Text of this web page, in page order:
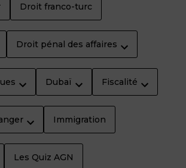
Droit franco-turc
Droit pénal des affaires
Dubaï Fiscalité
Immigration
Les Quiz AGN